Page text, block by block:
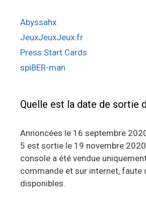
Abyssahx
JeuxJeuxJeux.fr
Press Start Cards
spiBER-man
Quelle est la date de sortie
Annoncées le 16 septembre
5 est sortie le 19 novembre
console a été vendue
commande et sur internet, faute
disponibles.